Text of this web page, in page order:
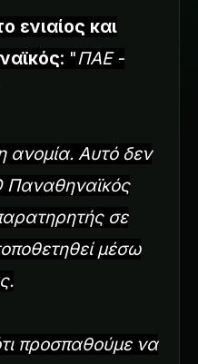
ενιαίος και
: "ΠΑΕ -
ανομία. Αυτό δεν
Παναθηναϊκός
σε
μέσω
προσπαθούμε να